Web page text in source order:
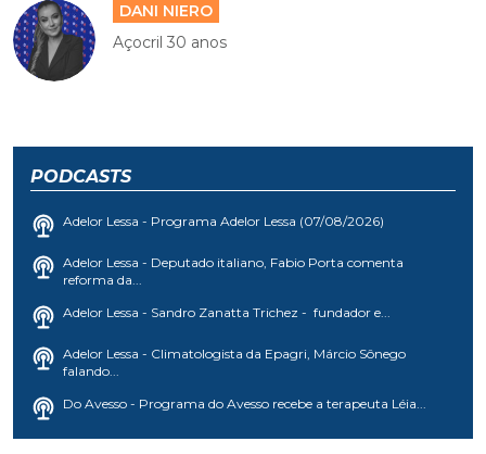
DANI NIERO
Açocril 30 anos
PODCASTS
Adelor Lessa - Programa Adelor Lessa (07/08/2026)
Adelor Lessa - Deputado italiano, Fabio Porta comenta
reforma da...
Adelor Lessa - Sandro Zanatta Trichez - fundador e...
Adelor Lessa - Climatologista da Epagri, Márcio Sônego
falando...
Do Avesso - Programa do Avesso recebe a terapeuta Léia...